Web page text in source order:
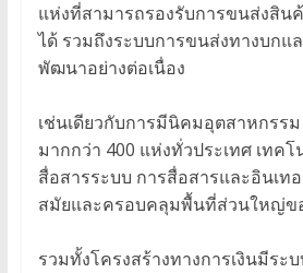
แห่งที่สามารถรองรับการขนส่งสิน
ได้ รวมถึงระบบการขนส่งทางบกแ
พัฒนาอย่างต่อเนื่อง
เช่นเดียวกับการมีนิคมอุตสาหกรร
มากกว่า 400 แห่งทั่วประเทศ เทค
สื่อสารระบบ การสื่อสารและอินเท
สมัยและครอบคลุมพื้นที่ส่วนใหญ่ข
รวมทั้งโครงสร้างทางการเงินมีระ